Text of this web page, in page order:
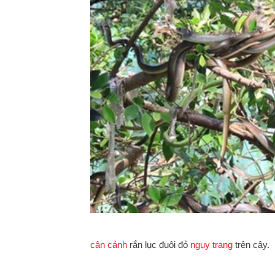
cận cảnh rắn lục đuôi đỏ ngụy trang trên cây.